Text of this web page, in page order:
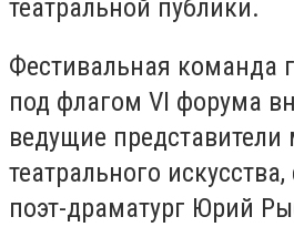
театральной публики.
Фестивальная команда
под флагом VI форума
ведущие представители
театрального
поэт-драматург Юрий